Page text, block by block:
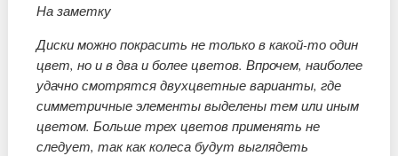
На заметку
Диски можно покрасить не только в какой-то один
цвет, но и в два и более цветов. Впрочем, наиболее
удачно смотрятся двухцветные варианты, где
симметричные элементы выделены тем или иным
цветом. Больше трех цветов применять не
следует, так как колеса будут выглядеть